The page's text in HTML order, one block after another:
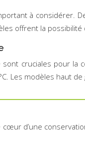
à considérer.
offrent la
cruciales pour la
Les modèles haut
d’une